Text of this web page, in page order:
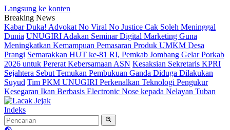
Langsung ke konten
Breaking News
Kabar Duka! Advokat No Viral No Justice Cak Soleh Meninggal
Dunia UNUGIRI Adakan Seminar Digital Marketing Guna
Meningkatkan Kemampuan Pemasaran Produk UMKM Desa
Prangi Semarakkan HUT ke-81 RI, Pemkab Jombang Gelar Porkab
2026 untuk Pererat Kebersamaan ASN Kesaksian Sekretaris KPRI
Sejahtera Sebut Temukan Pembukuan Ganda Diduga Dilakukan
Suyud Tim PKM UNUGIRI Perkenalkan Teknologi Pengukur
Kesegaran Ikan Berbasis Electronic Nose kepada Nelayan Tuban
Indeks